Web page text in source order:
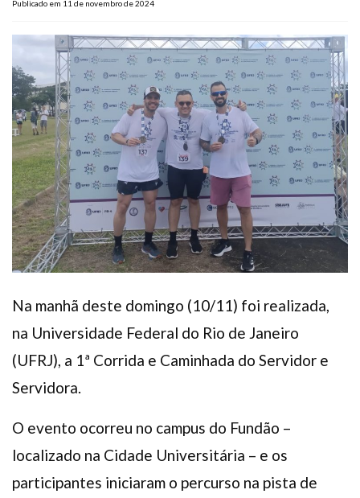
Publicado em 11 de novembro de 2024
Na manhã deste domingo (10/11) foi realizada,
na Universidade Federal do Rio de Janeiro
(UFRJ), a 1ª Corrida e Caminhada do Servidor e
Servidora.
O evento ocorreu no campus do Fundão –
localizado na Cidade Universitária – e os
participantes iniciaram o percurso na pista de
Assistência Funeral
Pós-graduação
FacebookInstagramTwitter YoutubeTikTok Whatsapp